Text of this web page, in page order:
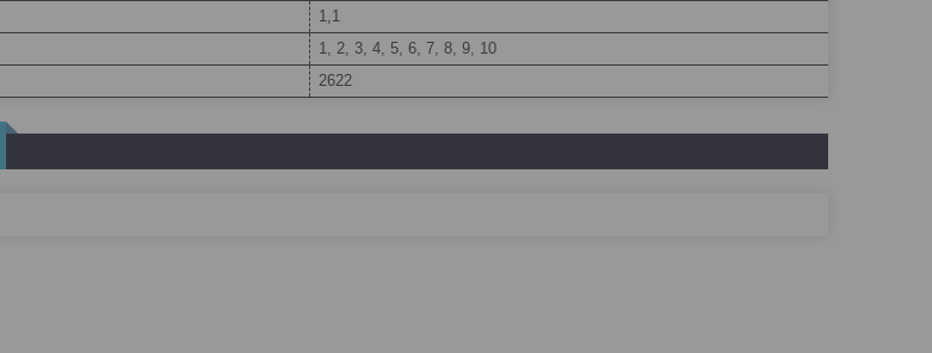
1,1
1, 2, 3, 4, 5, 6, 7, 8, 9, 10
2622